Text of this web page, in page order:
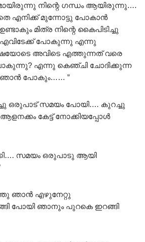
നിന്റെ ഗന്ധം ആയിരുന്നു….
എനിക്ക് മുന്നോട്ടു പോകാൻ
മിത്ര നിന്റെ കൈപിടിച്ചു
എവിടേക്ക്‌ പോകുന്നു എന്നു
അവിടെ എത്തുന്നത് വരെ
എന്നു കെഞ്ചി ചോദിക്കുന്ന
പോകും…… ”
ഒരുപാട് സമയം പോയി…. കുറച്ചു
കേട്ട് നോക്കിയപ്പോൾ
സമയം ഒരുപാടു ആയി
ഞാൻ എഴുനേറ്റു
പോയി ഞാനും പുറകെ ഇറങ്ങി